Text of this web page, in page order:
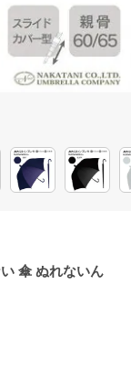
傘 ぬれないん